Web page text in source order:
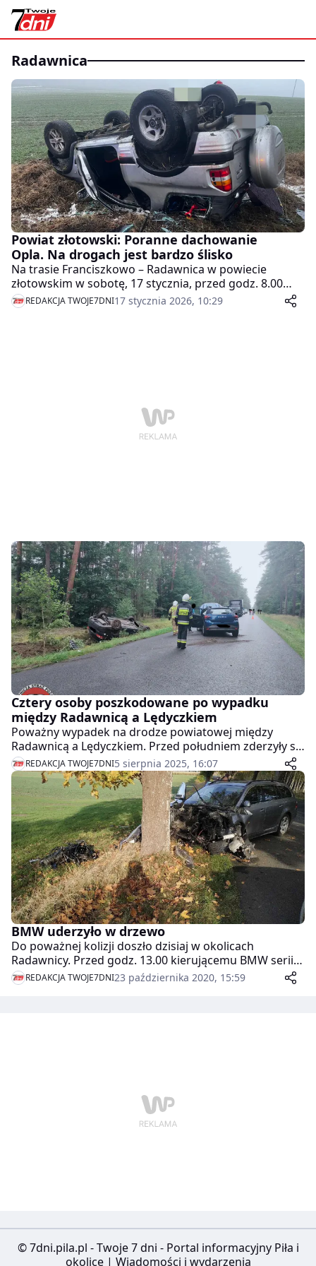
radawnica
Powiat złotowski: Poranne dachowanie
Opla. Na drogach jest bardzo ślisko
Na trasie Franciszkowo – Radawnica w powiecie
złotowskim w sobotę, 17 stycznia, przed godz. 8.00
dachował Opel. Kierowca nie odniósł poważnych
obrażeń, jednak policja ostrzega, że drogi w regionie
REDAKCJA TWOJE7DNI17 stycznia 2026, 10:29
Cztery osoby poszkodowane po wypadku
między Radawnicą a Lędyczkiem
Poważny wypadek na drodze powiatowej między
Radawnicą a Lędyczkiem. Przed południem zderzyły się
tam dwa auta osobowe. Cztery osoby odniosły
obrażenia ciała i zostały przewiezione do szpitala.
REDAKCJA TWOJE7DNI5 sierpnia 2025, 16:07
BMW uderzyło w drzewo
Do poważnej kolizji doszło dzisiaj w okolicach
Radawnicy. Przed godz. 13.00 kierującemu BMW serii 5
wyskoczyła leśna zwierzyna.
REDAKCJA TWOJE7DNI23 października 2020, 15:59
© 7dni.pila.pl - Twoje 7 dni - Portal informacyjny Piła i
okolice | Wiadomości i wydarzenia